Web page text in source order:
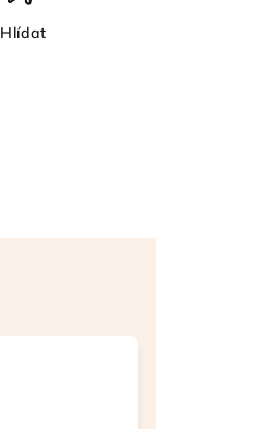
Hlídat